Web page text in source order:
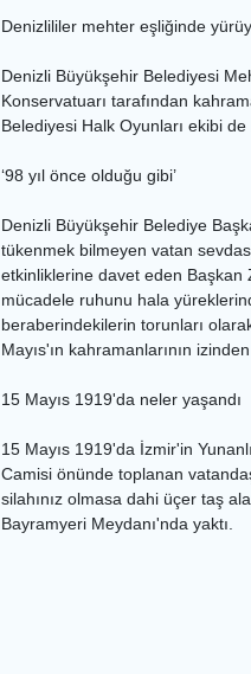
Denizlililer mehter eşliğinde
Denizli Büyükşehir Belediyesi
Konservatuarı tarafından
Belediyesi Halk Oyunları ekibi
‘98 yıl önce olduğu gibi’
Denizli Büyükşehir Belediye
tükenmek bilmeyen vatan
etkinliklerine davet eden Başkan
mücadele ruhunu hala
beraberindekilerin torunları
Mayıs'ın kahramanlarının
15 Mayıs 1919'da neler yaşandı
15 Mayıs 1919'da İzmir'in
Camisi önünde toplanan
silahınız olmasa dahi üçer taş
Bayramyeri Meydanı'nda yaktı.